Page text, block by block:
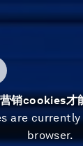
销cookies才
are
browser.